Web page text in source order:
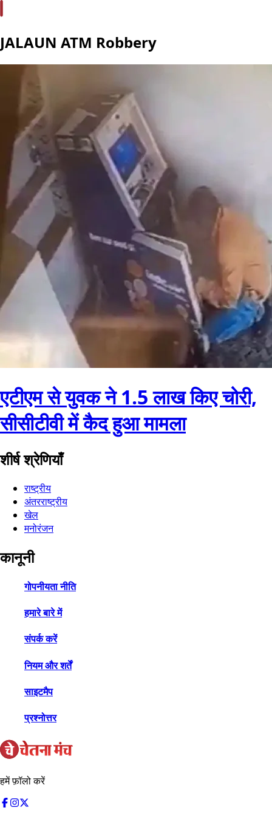
JALAUN ATM Robbery
एटीएम से युवक ने 1.5 लाख किए चोरी,
सीसीटीवी में कैद हुआ मामला
शीर्ष श्रेणियाँ
राष्ट्रीय
अंतरराष्ट्रीय
खेल
मनोरंजन
कानूनी
गोपनीयता नीति
हमारे बारे में
संपर्क करें
नियम और शर्तें
साइटमैप
प्रश्नोत्तर
हमें फ़ॉलो करें